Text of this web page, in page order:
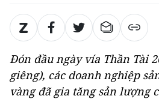
Đón đầu ngày vía Thần Tài
giêng), các doanh nghiệp
vàng đã gia tăng sản lượng